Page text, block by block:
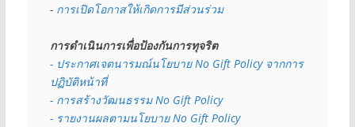
- การเปิดโอกาสให้เกิดการมีส่วนร่วม
การดำเนินการเพื่อป้องกันการทุจริต
- ประกาศเจตนารมณ์นโยบาย No Gift Policy จากการ
ปฏิบัติหน้าที่
- การสร้างวัฒนธรรม No Gift Policy
- รายงานผลตามนโยบาย No Gift Policy